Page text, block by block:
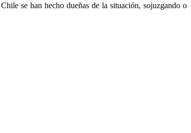
se han hecho dueñas de la situación, sojuzgando o